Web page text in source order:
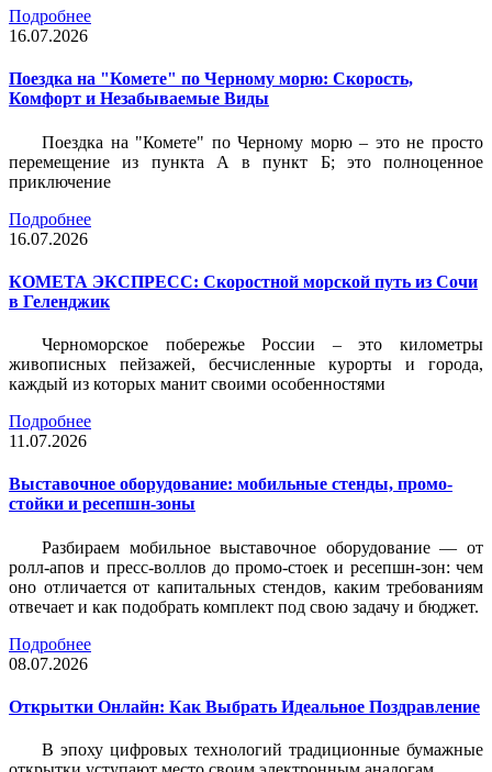
Подробнее
16.07.2026
Поездка на "Комете" по Черному морю: Скорость,
Комфорт и Незабываемые Виды
Поездка на "Комете" по Черному морю – это не просто
перемещение из пункта А в пункт Б; это полноценное
приключение
Подробнее
16.07.2026
КОМЕТА ЭКСПРЕСС: Скоростной морской путь из Сочи
в Геленджик
Черноморское побережье России – это километры
живописных пейзажей, бесчисленные курорты и города,
каждый из которых манит своими особенностями
Подробнее
11.07.2026
Выставочное оборудование: мобильные стенды, промо-
стойки и ресепшн-зоны
Разбираем мобильное выставочное оборудование — от
ролл-апов и пресс-воллов до промо-стоек и ресепшн-зон: чем
оно отличается от капитальных стендов, каким требованиям
отвечает и как подобрать комплект под свою задачу и бюджет.
Подробнее
08.07.2026
Открытки Онлайн: Как Выбрать Идеальное Поздравление
В эпоху цифровых технологий традиционные бумажные